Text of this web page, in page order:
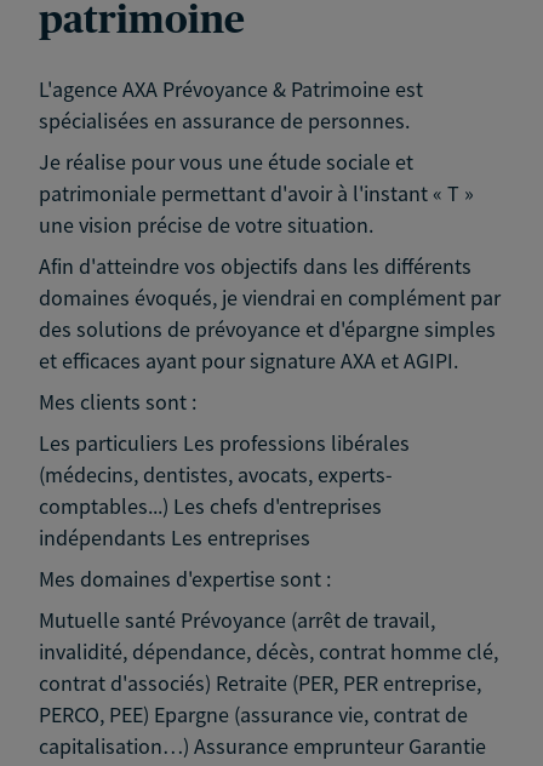
patrimoine
L'agence AXA Prévoyance & Patrimoine est
spécialisées en assurance de personnes.
Je réalise pour vous une étude sociale et
patrimoniale permettant d'avoir à l'instant « T »
une vision précise de votre situation.
Afin d'atteindre vos objectifs dans les différents
domaines évoqués, je viendrai en complément par
des solutions de prévoyance et d'épargne simples
et efficaces ayant pour signature AXA et AGIPI.
Mes clients sont :
Les particuliers Les professions libérales
(médecins, dentistes, avocats, experts-
comptables...) Les chefs d'entreprises
indépendants Les entreprises
Mes domaines d'expertise sont :
Mutuelle santé Prévoyance (arrêt de travail,
invalidité, dépendance, décès, contrat homme clé,
contrat d'associés) Retraite (PER, PER entreprise,
PERCO, PEE) Epargne (assurance vie, contrat de
capitalisation…) Assurance emprunteur Garantie